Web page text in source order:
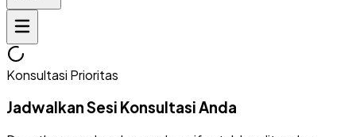
Konsultasi Prioritas
Jadwalkan Sesi Konsultasi Anda